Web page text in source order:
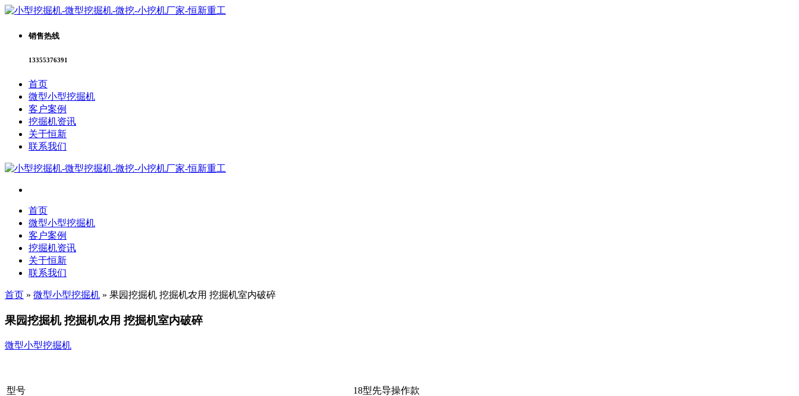
销售热线
13355376391
首页
微型小型挖掘机
客户案例
挖掘机资讯
关于恒新
联系我们
首页
微型小型挖掘机
客户案例
挖掘机资讯
关于恒新
联系我们
首页 » 微型小型挖掘机 » 果园挖掘机 挖掘机农用 挖掘机室内破碎
果园挖掘机 挖掘机农用 挖掘机室内破碎
微型小型挖掘机
型号
18型先导操作款